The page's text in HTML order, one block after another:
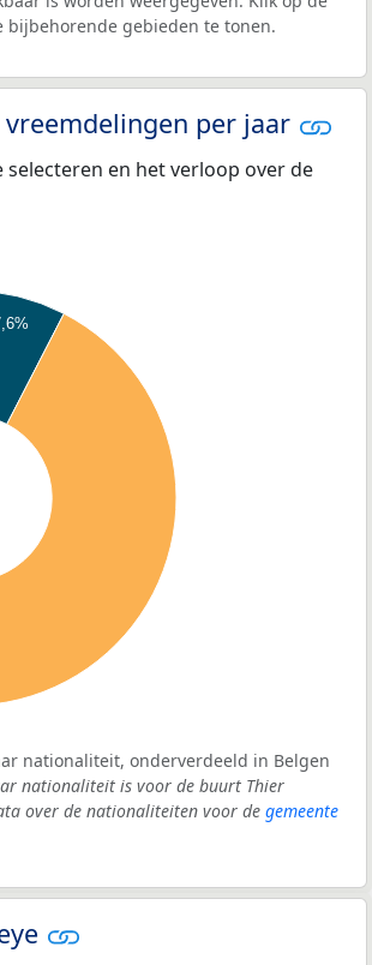
bijbehorende gebieden te tonen.
per jaar
en het verloop over de
nationaliteit, onderverdeeld in Belgen
nationaliteit is voor de buurt Thier
over de nationaliteiten voor de gemeente